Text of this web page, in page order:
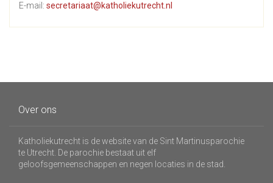
E-mail: secretariaat@katholiekutrecht.nl
Over ons
Katholiekutrecht is de website van de Sint Martinusparochie
te Utrecht. De parochie bestaat uit elf
geloofsgemeenschappen en negen locaties in de stad.